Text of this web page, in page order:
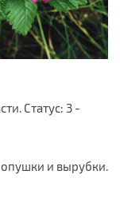
Статус: 3 -
и вырубки.